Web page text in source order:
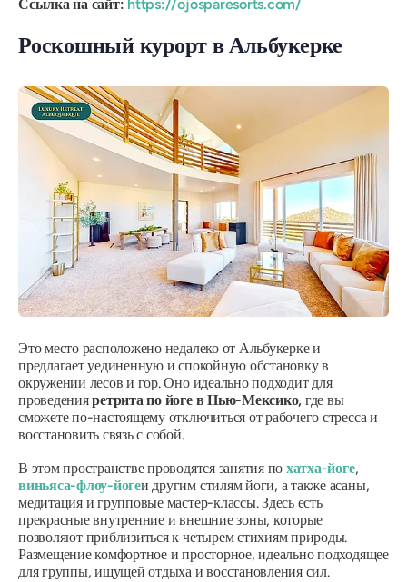
Ссылка на сайт: https://ojosparesorts.com/
Роскошный курорт в Альбукерке
Это место расположено недалеко от Альбукерке и
предлагает уединенную и спокойную обстановку в
окружении лесов и гор. Оно идеально подходит для
проведенияретрита по йоге в Нью-Мексико, где вы
сможете по-настоящему отключиться от рабочего стресса и
восстановить связь с собой.
В этом пространстве проводятся занятия по хатха-йоге,
виньяса-флоу-йогеи другим стилям йоги, а также асаны,
медитация и групповые мастер-классы. Здесь есть
прекрасные внутренние и внешние зоны, которые
позволяют приблизиться к четырем стихиям природы.
Размещение комфортное и просторное, идеально подходящее
для группы, ищущей отдыха и восстановления сил.